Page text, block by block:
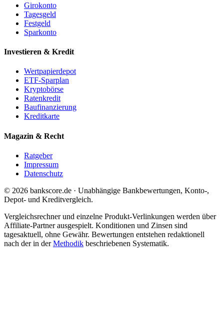
Girokonto
Tagesgeld
Festgeld
Sparkonto
Investieren & Kredit
Wertpapierdepot
ETF-Sparplan
Kryptobörse
Ratenkredit
Baufinanzierung
Kreditkarte
Magazin & Recht
Ratgeber
Impressum
Datenschutz
© 2026 bankscore.de · Unabhängige Bankbewertungen, Konto-,
Depot- und Kreditvergleich.
Vergleichsrechner und einzelne Produkt-Verlinkungen werden über
Affiliate-Partner ausgespielt. Konditionen und Zinsen sind
tagesaktuell, ohne Gewähr. Bewertungen entstehen redaktionell
nach der in derMethodik beschriebenen Systematik.